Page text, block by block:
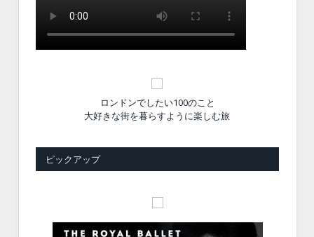
ロンドンでしたい100のこと
大好きな街を暮らすように楽しむ旅
ピックアップ